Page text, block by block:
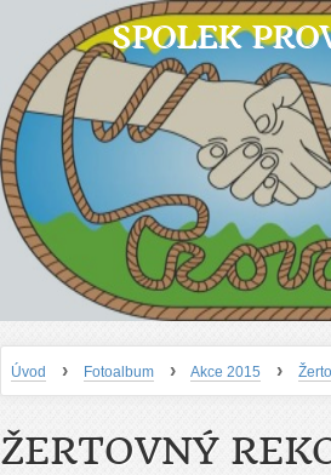
SPOLEK
Úvod › Fotoalbum › Akce 2015 ›
ŽERTOVNÝ